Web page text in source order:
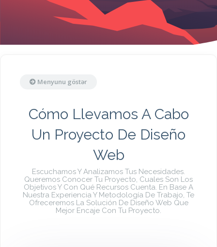
Menyunu göstər
Cómo Llevamos A Cabo
Un Proyecto De Diseño
Web
Escuchamos Y Analizamos Tus Necesidades.
Queremos Conocer Tu Proyecto, Cuales Son Los
Objetivos Y Con Qué Recursos Cuenta. En Base A
Nuestra Experiencia Y Metodología De Trabajo, Te
Ofreceremos La Solución De Diseño Web Que
Mejor Encaje Con Tu Proyecto.